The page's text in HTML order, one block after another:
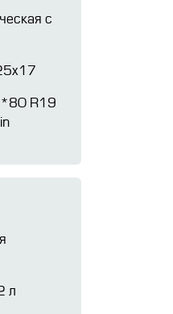
с
R19
л